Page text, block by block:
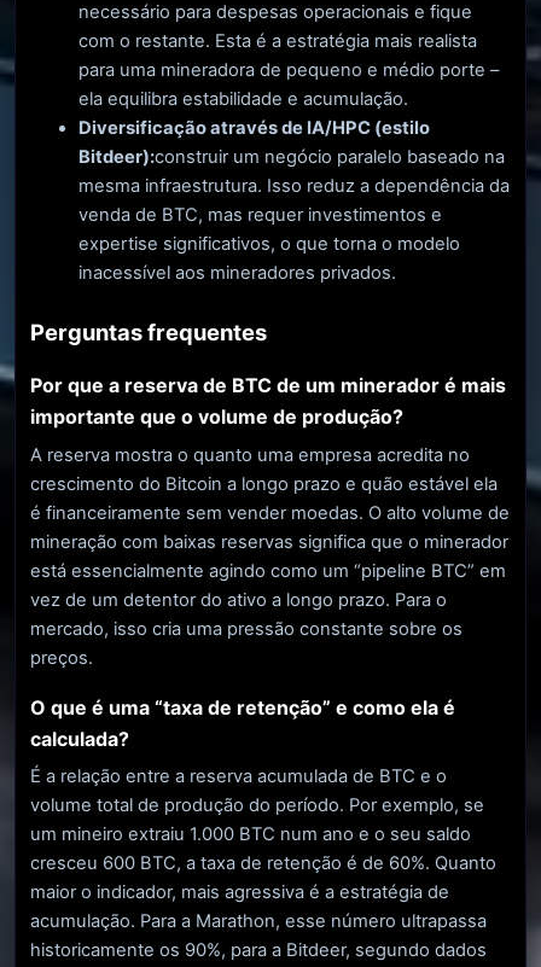
necessário para despesas operacionais e fique
com o restante. Esta é a estratégia mais realista
para uma mineradora de pequeno e médio porte –
ela equilibra estabilidade e acumulação.
Diversificação através de IA/HPC (estilo
Bitdeer):construir um negócio paralelo baseado na
mesma infraestrutura. Isso reduz a dependência da
venda de BTC, mas requer investimentos e
expertise significativos, o que torna o modelo
inacessível aos mineradores privados.
Perguntas frequentes
Por que a reserva de BTC de um minerador é mais
importante que o volume de produção?
A reserva mostra o quanto uma empresa acredita no
crescimento do Bitcoin a longo prazo e quão estável ela
é financeiramente sem vender moedas. O alto volume de
mineração com baixas reservas significa que o minerador
está essencialmente agindo como um “pipeline BTC” em
vez de um detentor do ativo a longo prazo. Para o
mercado, isso cria uma pressão constante sobre os
preços.
O que é uma “taxa de retenção” e como ela é
calculada?
É a relação entre a reserva acumulada de BTC e o
volume total de produção do período. Por exemplo, se
um mineiro extraiu 1.000 BTC num ano e o seu saldo
cresceu 600 BTC, a taxa de retenção é de 60%. Quanto
maior o indicador, mais agressiva é a estratégia de
acumulação. Para a Marathon, esse número ultrapassa
historicamente os 90%, para a Bitdeer, segundo dados